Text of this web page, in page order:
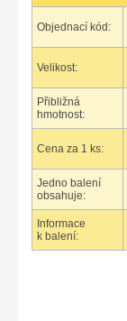
Objednací kód:
Velikost:
Přibližná
hmotnost:
Cena za 1 ks:
Jedno balení
obsahuje:
Informace
k balení: